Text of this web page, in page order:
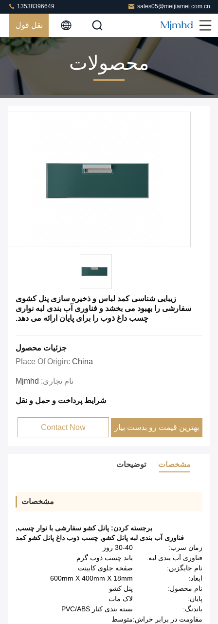
sales05@meijiamei.com.cn
13538396649
نقل قول
محصولات
زیبایی شناسی کمد لباس و ذخیره سازی پنل کشوی
سفارشی را بهبود می بخشد و فناوری آب بندی لبه نواری
چسب داغ ذوب را برای پایان ارائه می دهد.
جزئیات محصول
Place Of Origin: China
نام تجاری: Mjmhd
شرایط پرداخت و حمل و نقل
بهترین قیمت رو بدست بیار Contact Now
مشخصات توضیحات
مشخصات
برجسته کردن: پانل کشو سفارشی با نوار چسب,
فناوری آب بندی لبه پانل کشو, چسب ذوب داغ پانل کشو کمد
زمان سرب:
30-40 روز
فناوری آب بندی لبه:
باند چسب ذوب گرم
نام جایگزین:
صفحه جلوی کابینت
ابعاد:
600mm X 400mm X 18mm
نام محصول:
پنل کشو
پایان:
لاک مات
باندنگ:
بسته بندی کنار PVC/ABS
مقاومت در برابر خراش:متوسط